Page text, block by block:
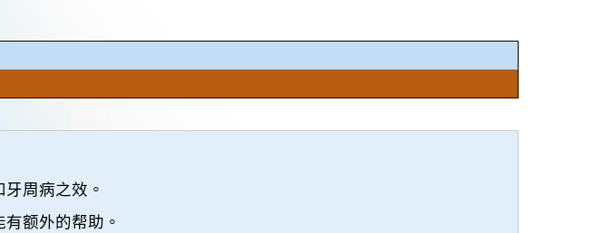
周病之效。
额外的帮助。